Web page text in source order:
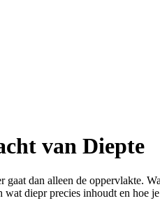
van Diepte
gaat dan alleen de oppervlakte.
diepr precies inhoudt en hoe